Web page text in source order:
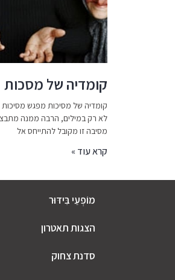
קומדיה של מסכות
קומדיה של מסיכות מפגש מסיכות
לא רק במילים, הרבה ממנה
מסיבה זו מקובל להתייחס אל
קרא עוד »
מוֹפְעֵי בִּידּוּר
הצגות תאטרון
סדנת צחוק